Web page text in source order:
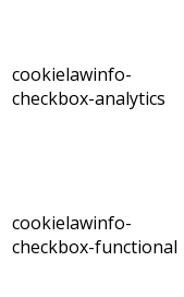
cookielawinfo-
checkbox-analytics
cookielawinfo-
checkbox-functional